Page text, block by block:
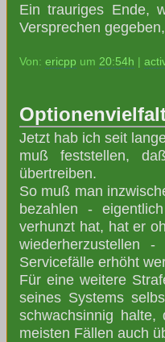
Ein trauriges Ende,
Versprechen
Von: ericpp um 20:54h
Jetzt hab ich seit
muß feststellen,
übertreiben.
So muß man
bezahlen -
verhunzt hat, hat er
wiederherzustellen
Servicefälle erhöht
Für eine weitere
seines Systems
schwachsinnig
meisten Fällen auch